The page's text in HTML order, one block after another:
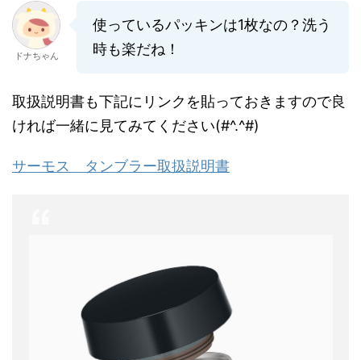
ドナちゃん
使っているパッキンは1枚なの？洗う
時も楽だね！
取扱説明書も下記にリンクを貼っておきますので良
ければ一緒に見てみてください(#^.^#)
サーモス タンブラー取扱説明書